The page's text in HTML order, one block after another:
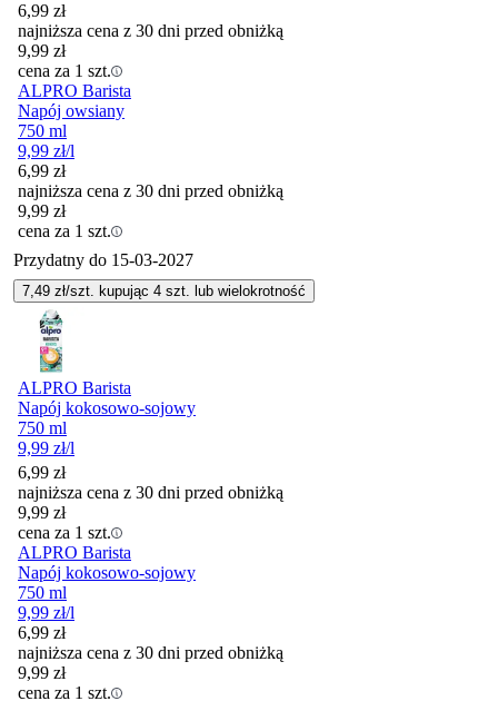
6,99 zł
najniższa cena z 30 dni przed obniżką
9,99 zł
cena za 1 szt.
ALPRO Barista
Napój owsiany
750 ml
9,99 zł/l
6,99 zł
najniższa cena z 30 dni przed obniżką
9,99 zł
cena za 1 szt.
Przydatny do 15-03-2027
7,49 zł/szt. kupując 4 szt. lub wielokrotność
ALPRO Barista
Napój kokosowo-sojowy
750 ml
9,99 zł/l
6,99 zł
najniższa cena z 30 dni przed obniżką
9,99 zł
cena za 1 szt.
ALPRO Barista
Napój kokosowo-sojowy
750 ml
9,99 zł/l
6,99 zł
najniższa cena z 30 dni przed obniżką
9,99 zł
cena za 1 szt.